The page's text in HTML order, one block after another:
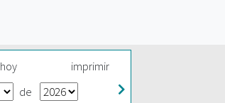
hoy imprimir
de